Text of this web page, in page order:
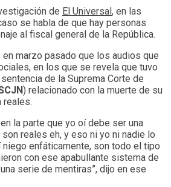
de El Universal, en las
se habla de que hay personas
al fiscal general de la República.
en marzo pasado que los audios que
en los que se revela que tuvo
de la Suprema Corte de
) relacionado con la muerte de su
reales.
la parte que yo oí debe ser una
reales eh, y eso ni yo ni nadie lo
niego enfáticamente, son todo el tipo
con ese apabullante sistema de
serie de mentiras”, dijo en ese